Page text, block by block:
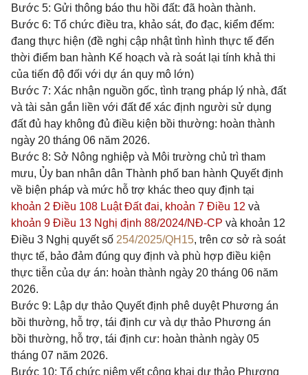
Bước 5: Gửi thông báo thu hồi đất: đã hoàn thành.
Bước 6: Tổ chức điều tra, khảo sát, đo đạc, kiểm đếm:
đang thực hiện (đề nghị cập nhật tình hình thực tế đến
thời điểm ban hành Kế hoạch và rà soát lại tính khả thi
của tiến độ đối với dự án quy mô lớn)
Bước 7: Xác nhận nguồn gốc, tình trạng pháp lý nhà, đất
và tài sản gắn liền với đất để xác định người sử dụng
đất đủ hay không đủ điều kiện bồi thường: hoàn thành
ngày 20 tháng 06 năm 2026.
Bước 8: Sở Nông nghiệp và Môi trường chủ trì tham
mưu, Ủy ban nhân dân Thành phố ban hành Quyết định
về biện pháp và mức hỗ trợ khác theo quy định tại
khoản 2 Điều 108 Luật Đất đai, khoản 7 Điều 12 và
khoản 9 Điều 13 Nghị định 88/2024/NĐ-CP và khoản 12
Điều 3 Nghị quyết số 254/2025/QH15, trên cơ sở rà soát
thực tế, bảo đảm đúng quy định và phù hợp điều kiện
thực tiễn của dự án: hoàn thành ngày 20 tháng 06 năm
2026.
Bước 9: Lập dự thảo Quyết định phê duyệt Phương án
bồi thường, hỗ trợ, tái định cư và dự thảo Phương án
bồi thường, hỗ trợ, tái định cư: hoàn thành ngày 05
tháng 07 năm 2026.
Bước 10: Tổ chức niêm yết công khai dự thảo Phương